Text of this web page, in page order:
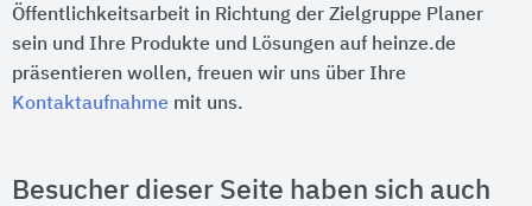
Öffentlichkeitsarbeit in Richtung der Zielgruppe Planer
sein und Ihre Produkte und Lösungen auf heinze.de
präsentieren wollen, freuen wir uns über Ihre
Kontaktaufnahme mit uns.
Besucher dieser Seite haben sich auch